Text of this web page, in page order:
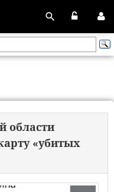
области
«убитых